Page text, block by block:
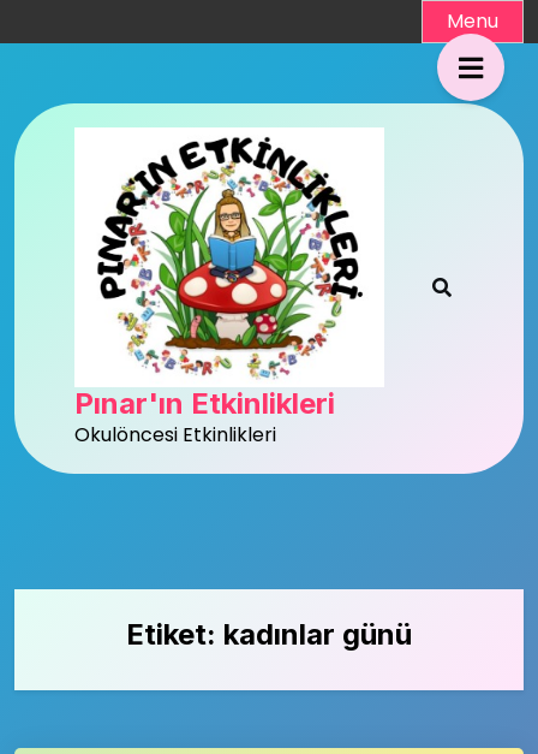
to
Menu
Pınar'ın Etkinlikleri
Okulöncesi Etkinlikleri
Etiket: kadınlar günü